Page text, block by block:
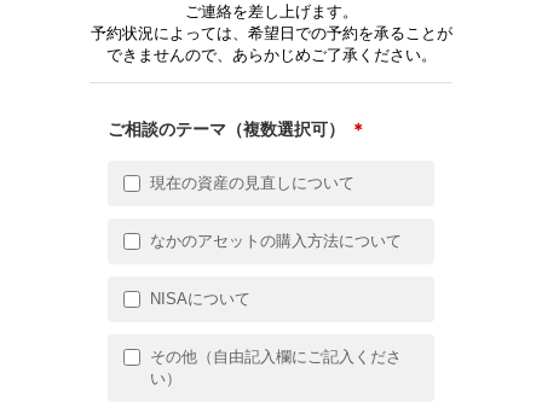
ご連絡を差し上げます。
予約状況によっては、希望日での予約を承ることが
できませんので、あらかじめご了承ください。
ご相談のテーマ（複数選択可） ＊
現在の資産の見直しについて
なかのアセットの購入方法について
NISAについて
その他（自由記入欄にご記入くださ
い）